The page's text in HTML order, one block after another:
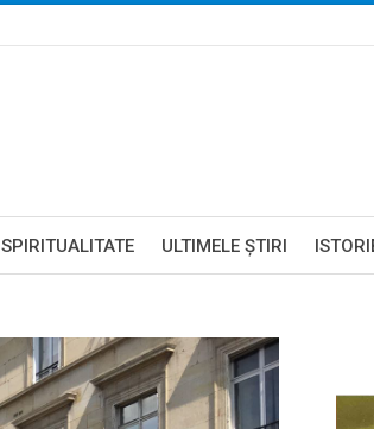
SPIRITUALITATE ULTIMELE ŞTIRI